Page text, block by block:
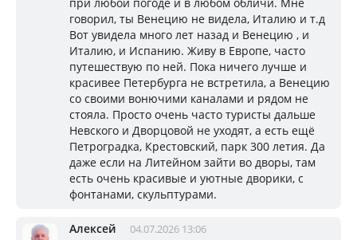
говорил, ты Венецию не видела, Италию и т.д
Вот увидела много лет назад и Венецию , и
Италию, и Испанию. Живу в Европе, часто
путешествую по ней. Пока ничего лучше и
красивее Петербурга не встретила, а Венецию
со своими вонючими каналами и рядом не
стояла. Просто очень часто туристы дальше
Невского и Дворцовой не уходят, а есть ещё
Петроградка, Крестовский, парк 300 летия. Да
даже если на Литейном зайти во дворы, там
есть очень красивые и уютные дворики, с
фонтанами, скульптурами.
Алексей 04.07.2026 13:06